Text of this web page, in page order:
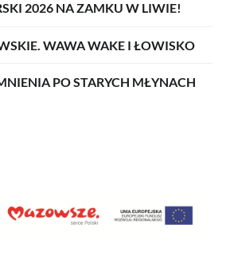
2026 NA ZAMKU W LIWIE!
WAWA WAKE I ŁOWISKO
PO STARYCH MŁYNACH